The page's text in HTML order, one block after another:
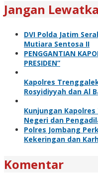
Jangan
DVI Polda Jatim
Mutiara Sentosa II
PENGGANTIAN
PRESIDEN”
Kapolres
Rosyidiyyah dan Al
Kunjungan
Negeri dan
Polres Jombang
Kekeringan dan
Komentar